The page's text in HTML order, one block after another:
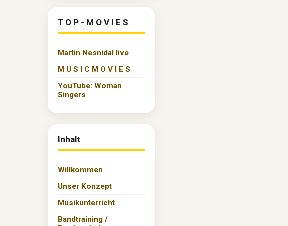
T O P - M O V I E S
Martin Nesnidal live
M U S I C M O V I E S
YouTube: Woman
Singers
Inhalt
Willkommen
Unser Konzept
Musikunterricht
Bandtraining /